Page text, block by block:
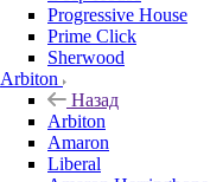
Progressive House
Prime Click
Sherwood
Arbiton
Назад
Arbiton
Amaron
Liberal